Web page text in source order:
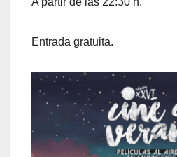
Entrada gratuita.